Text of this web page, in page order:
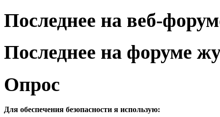
Последнее на веб-
Последнее на форуме
Опрос
Для обеспечения безопасности я использую: